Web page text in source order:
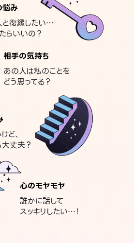
み
と復縁したい…
らいいの？
相手の気持ち
あの人は私のことを
どう思ってる？
ど、
丈夫？
心のモヤモヤ
誰かに話して
スッキリしたい…！